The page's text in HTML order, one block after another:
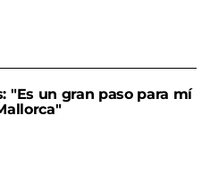
"Es un gran paso para mí